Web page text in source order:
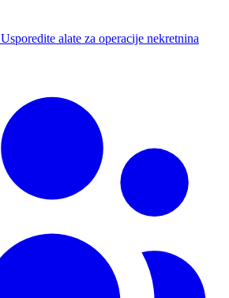
Usporedite alate za operacije nekretnina